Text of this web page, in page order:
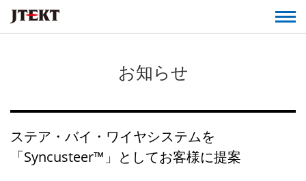
お知らせ
ステア・バイ・ワイヤシステムを
「Syncusteer™」としてお客様に提案